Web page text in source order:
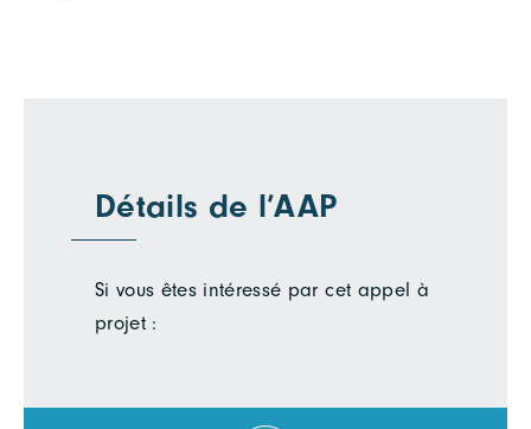
Détails de l’AAP
Si vous êtes intéressé par cet appel à
projet :